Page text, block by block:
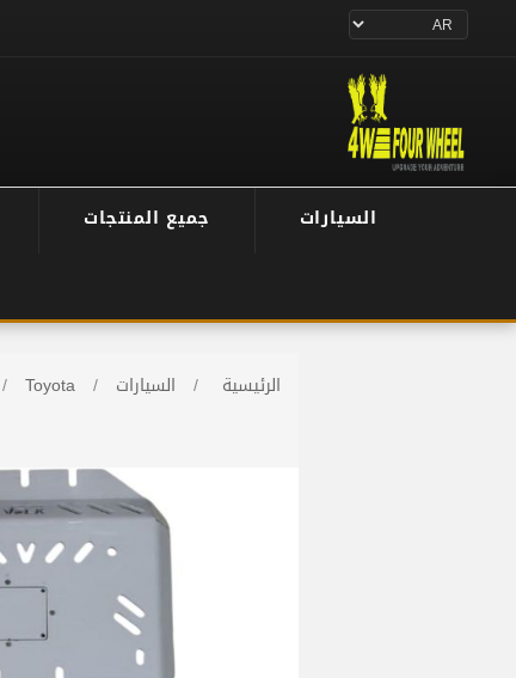
السيارات جميع المنتجات
الرئيسية / السيارات /
Toyota
/